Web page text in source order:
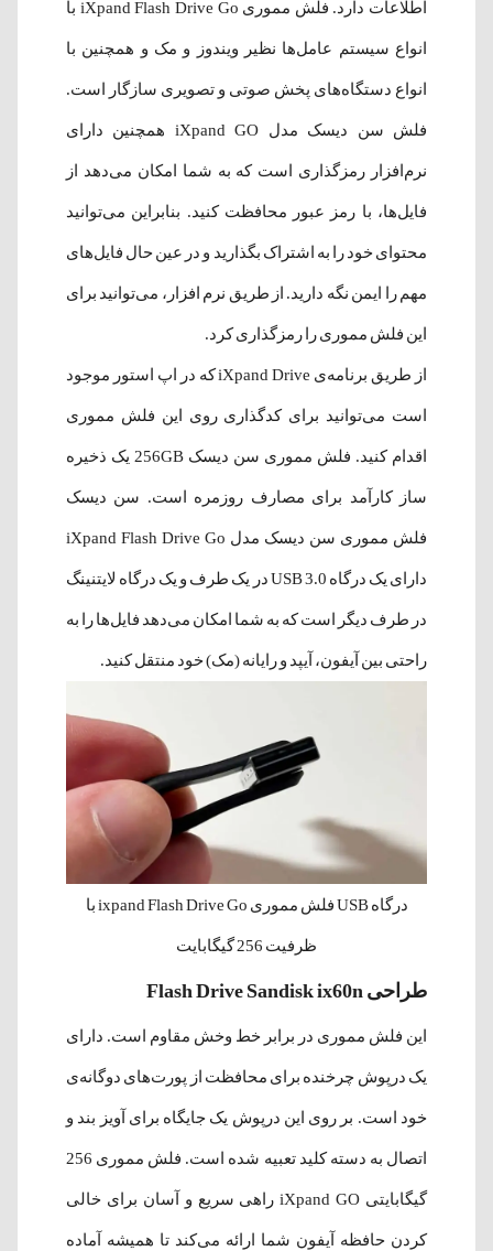
اطلاعات دارد. فلش مموری iXpand Flash Drive Go با
انواع سیستم‌ عامل‌ها نظیر ویندوز و مک و همچنین با
انواع دستگاه‌های پخش صوتی و تصویری سازگار است.
فلش سن دیسک مدل iXpand GO همچنین دارای
نرم‌افزار رمزگذاری است که به شما امکان می‌دهد از
فایل‌ها، با رمز عبور محافظت کنید. بنابراین می‌توانید
محتوای خود را به اشتراک بگذارید و در عین حال فایل‌های
مهم را ایمن نگه دارید. از طریق نرم افزار، می‌توانید برای
این فلش مموری را رمزگذاری کرد.
از طریق برنامه‌ی iXpand Drive که در اپ استور موجود
است می‌توانید برای کدگذاری روی این فلش مموری
اقدام کنید. فلش مموری سن دیسک 256GB یک ذخیره
ساز کارآمد برای مصارف روزمره است. سن دیسک
فلش مموری سن دیسک مدل iXpand Flash Drive Go
دارای یک درگاه USB 3.0 در یک طرف و یک درگاه لایتنینگ
در طرف دیگر است که به شما امکان می‌دهد فایل‌ها را به
راحتی بین آیفون، آیپد و رایانه (مک) خود منتقل کنید.
درگاه USB فلش مموری ixpand Flash Drive Go با
ظرفیت 256 گیگابایت
طراحی Flash Drive Sandisk ix60n
این فلش مموری در برابر خط وخش مقاوم است. دارای
یک درپوش چرخنده برای محافظت از پورت‌های دوگانه‌ی
خود است. بر روی این درپوش یک جایگاه برای آویز بند و
اتصال به دسته کلید تعبیه شده است. فلش مموری 256
گیگابایتی iXpand GO راهی سریع و آسان برای خالی
کردن حافظه آیفون شما ارائه می‌کند تا همیشه آماده